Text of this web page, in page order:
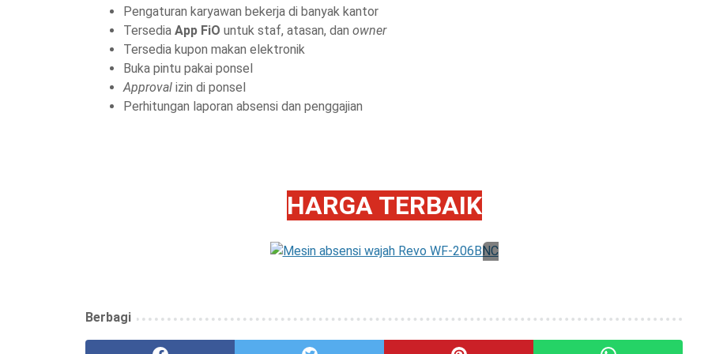
Pengaturan karyawan bekerja di banyak kantor
Tersedia App FiO untuk staf, atasan, dan owner
Tersedia kupon makan elektronik
Buka pintu pakai ponsel
Approval izin di ponsel
Perhitungan laporan absensi dan penggajian
HARGA TERBAIK
Berbagi